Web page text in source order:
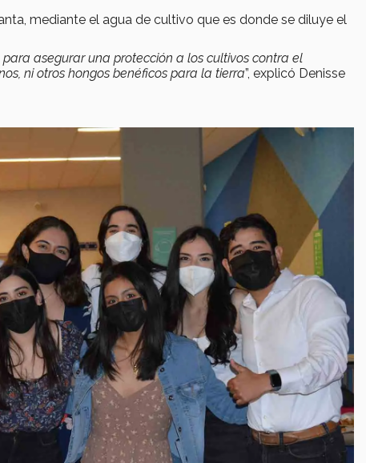
mediante el agua de cultivo que es donde se diluye el
para asegurar una protección a los cultivos contra el
ni otros hongos benéficos para la tierra”, explicó Denisse